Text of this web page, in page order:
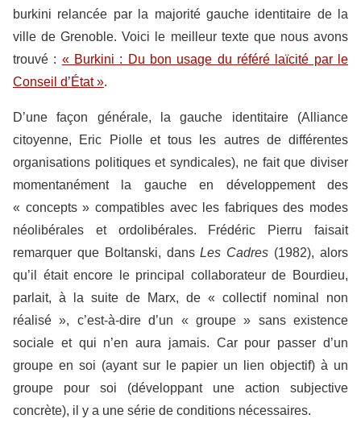
burkini relancée par la majorité gauche identitaire de la
ville de Grenoble. Voici le meilleur texte que nous avons
trouvé : « Burkini : Du bon usage du référé laïcité par le
Conseil d’État ».
D’une façon générale, la gauche identitaire (Alliance
citoyenne, Eric Piolle et tous les autres de différentes
organisations politiques et syndicales), ne fait que diviser
momentanément la gauche en développement des
« concepts » compatibles avec les fabriques des modes
néolibérales et ordolibérales. Frédéric Pierru faisait
remarquer que Boltanski, dansLes Cadres (1982), alors
qu’il était encore le principal collaborateur de Bourdieu,
parlait, à la suite de Marx, de « collectif nominal non
réalisé », c’est-à-dire d’un « groupe » sans existence
sociale et qui n’en aura jamais. Car pour passer d’un
groupe en soi (ayant sur le papier un lien objectif) à un
groupe pour soi (développant une action subjective
concrète), il y a une série de conditions nécessaires.